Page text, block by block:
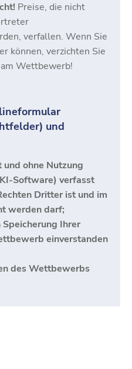
Preise, die nicht
verfallen. Wenn Sie
können, verzichten Sie
Wettbewerb!
und
ohne Nutzung
Software) verfasst
Dritter ist und im
werden darf;
Ihrer
einverstanden
des Wettbewerbs